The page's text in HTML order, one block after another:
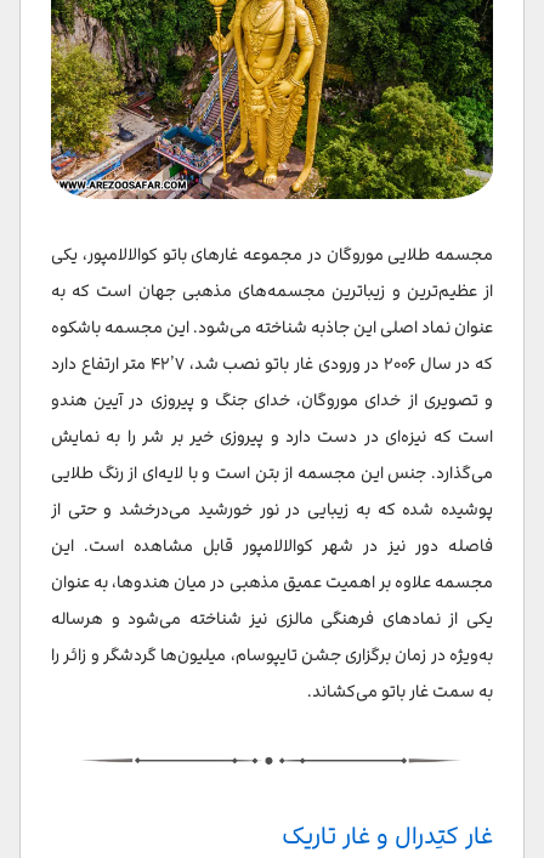
مجسمه طلایی موروگان در مجموعه غارهای باتو کوالالامپور، یکی
از عظیم‌ترین و زیباترین مجسمه‌های مذهبی جهان است که به
عنوان نماد اصلی این جاذبه شناخته می‌شود. این مجسمه باشکوه
که در سال ۲۰۰۶ در ورودی غار باتو نصب شد، ۴۲٫۷ متر ارتفاع دارد
و تصویری از خدای موروگان، خدای جنگ و پیروزی در آیین هندو
است که نیزه‌ای در دست دارد و پیروزی خیر بر شر را به نمایش
می‌گذارد. جنس این مجسمه از بتن است و با لایه‌ای از رنگ طلایی
پوشیده شده که به زیبایی در نور خورشید می‌درخشد و حتی از
فاصله دور نیز در شهر کوالالامپور قابل مشاهده است. این
مجسمه علاوه بر اهمیت عمیق مذهبی در میان هندوها، به عنوان
یکی از نمادهای فرهنگی مالزی نیز شناخته می‌شود و هرساله
به‌ویژه در زمان برگزاری جشن تایپوسام، میلیون‌ها گردشگر و زائر را
به سمت غار باتو می‌کشاند.
غار کتِدرال و غار تاریک